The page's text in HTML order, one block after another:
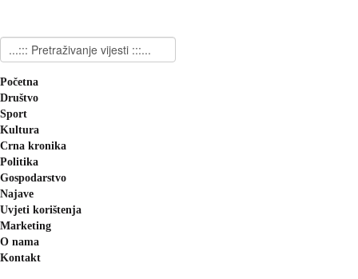
Početna
Društvo
Sport
Kultura
Crna kronika
Politika
Gospodarstvo
Najave
Uvjeti korištenja
Marketing
O nama
Kontakt